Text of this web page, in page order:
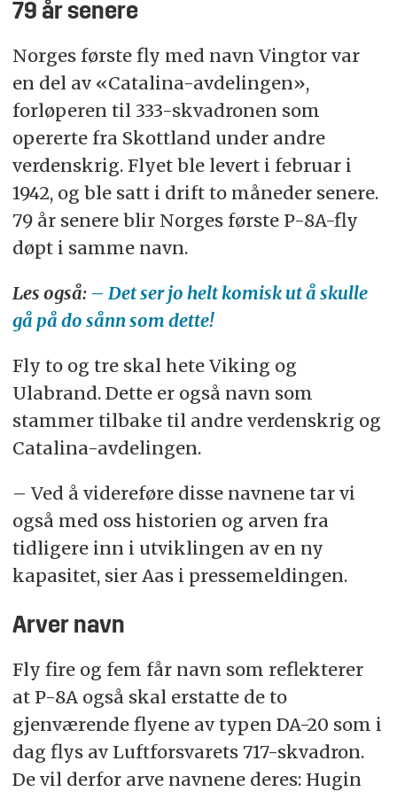
79 år senere
Norges første fly med navn Vingtor var
en del av «Catalina-avdelingen»,
forløperen til 333-skvadronen som
opererte fra Skottland under andre
verdenskrig. Flyet ble levert i februar i
1942, og ble satt i drift to måneder senere.
79 år senere blir Norges første P-8A-fly
døpt i samme navn.
Les også: – Det ser jo helt komisk ut å skulle
gå på do sånn som dette!
Fly to og tre skal hete Viking og
Ulabrand. Dette er også navn som
stammer tilbake til andre verdenskrig og
Catalina-avdelingen.
– Ved å videreføre disse navnene tar vi
også med oss historien og arven fra
tidligere inn i utviklingen av en ny
kapasitet, sier Aas i pressemeldingen.
Arver navn
Fly fire og fem får navn som reflekterer
at P-8A også skal erstatte de to
gjenværende flyene av typen DA-20 som i
dag flys av Luftforsvarets 717-skvadron.
De vil derfor arve navnene deres: Hugin